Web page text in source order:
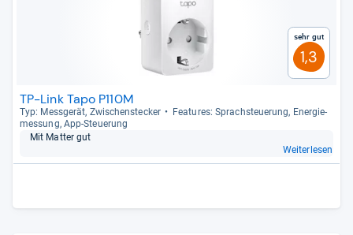
Sehr gut
1,3
TP-Link Tapo P110M
Typ: Mess­ge­rät, Zwi­schen­ste­cker
Fea­tu­res: Sprach­steue­rung, Ener­gie­
mes­sung, App-​Steue­rung
Mit Mat­ter gut
Weiterlesen